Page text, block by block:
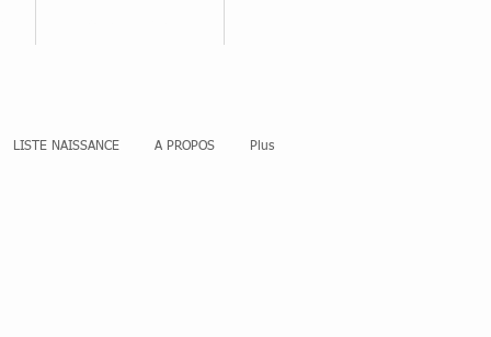
LISTE NAISSANCE A PROPOS Plus